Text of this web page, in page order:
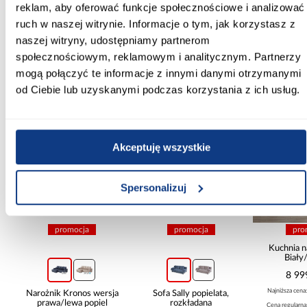
reklam, aby oferować funkcje społecznościowe i analizować
ruch w naszej witrynie. Informacje o tym, jak korzystasz z
naszej witryny, udostępniamy partnerom
społecznościowym, reklamowym i analitycznym. Partnerzy
mogą połączyć te informacje z innymi danymi otrzymanymi
od Ciebie lub uzyskanymi podczas korzystania z ich usług.
Akceptuję wszystkie
Spersonalizuj
Zobacz więcej >
Inni Klienci sprawdzali również
promocja
Narożnik Kronos wersja
prawa/lewa popiel
promocja
Sofa Sally popielata,
rozkładana
Kuchnia
8
Najniższa
Cena